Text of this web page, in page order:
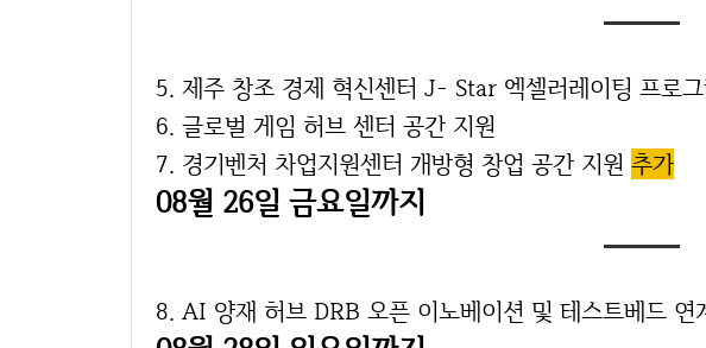
5. 제주 창조 경제 혁신센터 J- Star 엑셀러레이팅 프로
6. 글로벌 게임 허브 센터 공간 지원
7. 경기벤처 차업지원센터 개방형 창업 공간 지원 추가
08월 26일 금요일까지
8. AI 양재 허브 DRB 오픈 이노베이션 및 테스트베드 연